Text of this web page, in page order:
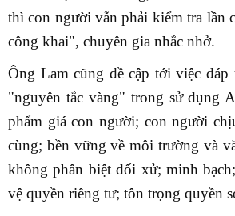
thì con người vẫn phải kiểm tra lần
công khai", chuyên gia nhắc nhở.
Ông Lam cũng đề cập tới việc đáp
"nguyên tắc vàng" trong sử dụng
phẩm giá con người; con người
cùng; bền vững về môi trường và
không phân biệt đối xử; minh
vệ quyền riêng tư; tôn trọng quyền